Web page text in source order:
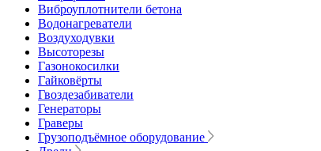
Виброуплотнители бетона
Водонагреватели
Воздуходувки
Высоторезы
Газонокосилки
Гайковёрты
Гвоздезабиватели
Генераторы
Граверы
Грузоподъёмное оборудование